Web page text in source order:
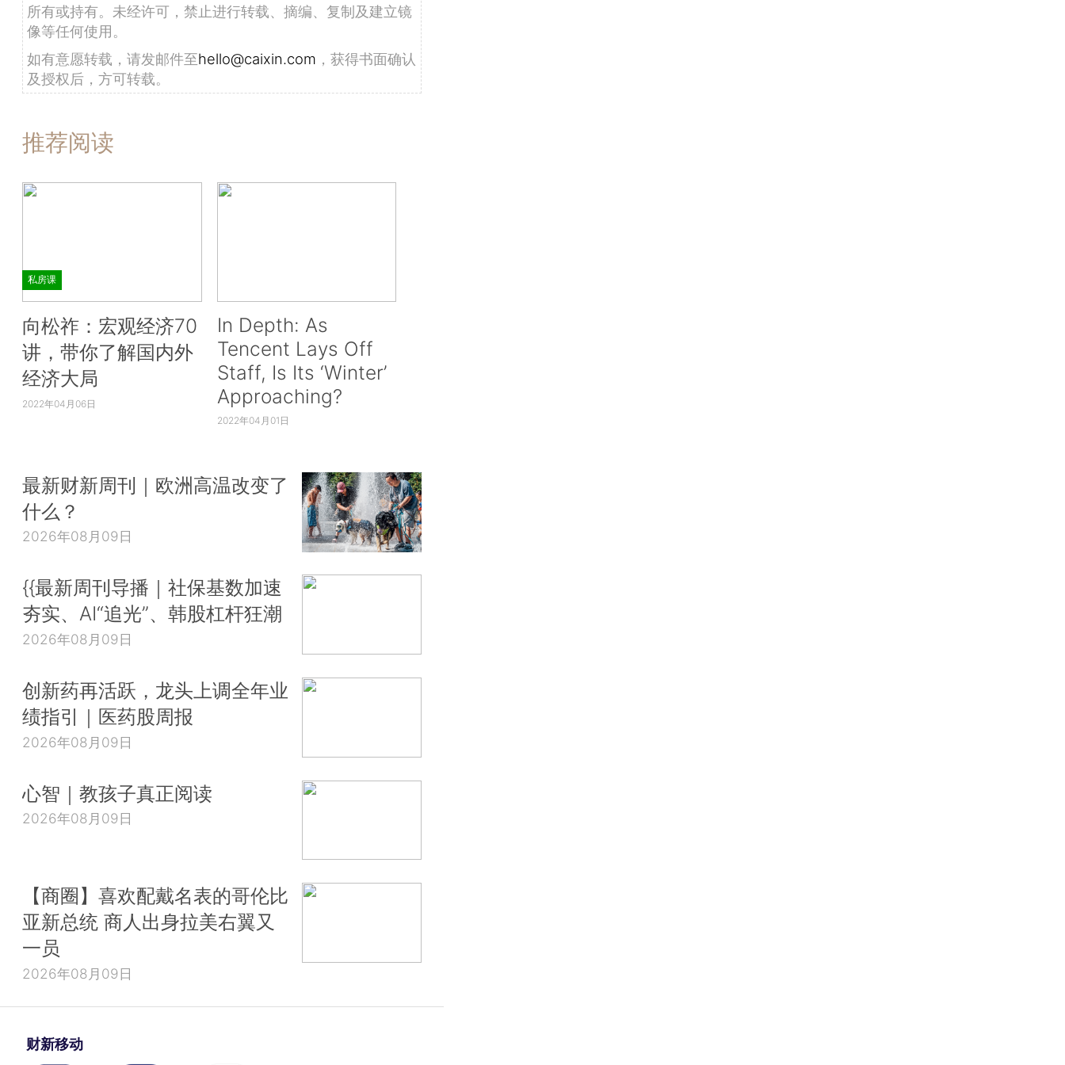
所有或持有。未经许可，禁止进行转载、摘编、复制及建立镜
像等任何使用。
如有意愿转载，请发邮件至hello@caixin.com ，获得书面确认
及授权后，方可转载。
推荐阅读
私房课
向松祚：宏观经济70
讲，带你了解国内外
经济大局
2022年04月06日
In Depth: As
Tencent Lays Off
Staff, Is Its ‘Winter’
Approaching?
2022年04月01日
最新财新周刊｜欧洲高温改变了
什么？
2026年08月09日
{{最新周刊导播｜社保基数加速
夯实、AI“追光”、韩股杠杆狂潮
2026年08月09日
创新药再活跃，龙头上调全年业
绩指引｜医药股周报
2026年08月09日
心智｜教孩子真正阅读
2026年08月09日
【商圈】喜欢配戴名表的哥伦比
亚新总统 商人出身拉美右翼又
一员
2026年08月09日
财新移动